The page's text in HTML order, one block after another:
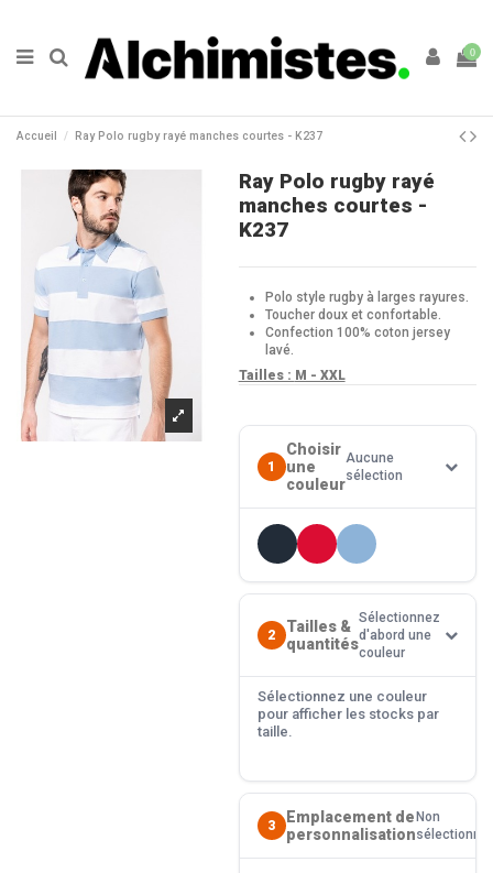
0
Accueil Ray Polo rugby rayé manches courtes - K237
Ray Polo rugby rayé
manches courtes -
K237
Polo style rugby à larges rayures.
Toucher doux et confortable.
Confection 100% coton jersey
lavé.
Tailles : M - XXL
1
Choisir
une
couleur
Aucune
sélection
2
Tailles &
quantités
Sélectionnez
d'abord une
couleur
Sélectionnez une couleur
pour afficher les stocks par
taille.
3
Emplacement de
personnalisation
Non
sélectionné